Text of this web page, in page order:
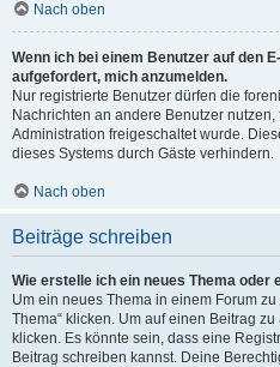
Nach oben
Wenn ich bei einem Benutzer auf den
aufgefordert, mich anzumelden.
Nur registrierte Benutzer dürfen die
Nachrichten an andere Benutzer
Administration freigeschaltet wurde.
dieses Systems durch Gäste verhindern.
Nach oben
Beiträge schreiben
Wie erstelle ich ein neues Thema oder
Um ein neues Thema in einem Forum
Thema“ klicken. Um auf einen Beitrag
klicken. Es könnte sein, dass eine
Beitrag schreiben kannst. Deine